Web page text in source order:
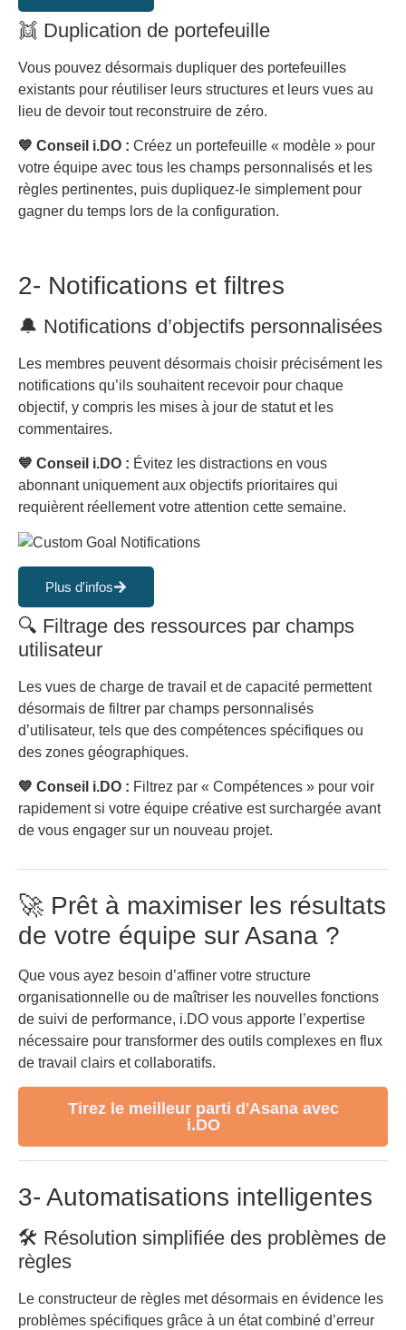
👯 Duplication de portefeuille
Vous pouvez désormais dupliquer des portefeuilles
existants pour réutiliser leurs structures et leurs vues au
lieu de devoir tout reconstruire de zéro.
💙 Conseil i.DO : Créez un portefeuille « modèle » pour
votre équipe avec tous les champs personnalisés et les
règles pertinentes, puis dupliquez-le simplement pour
gagner du temps lors de la configuration.
2- Notifications et filtres
🔔 Notifications d’objectifs personnalisées
Les membres peuvent désormais choisir précisément les
notifications qu’ils souhaitent recevoir pour chaque
objectif, y compris les mises à jour de statut et les
commentaires.
💙 Conseil i.DO : Évitez les distractions en vous
abonnant uniquement aux objectifs prioritaires qui
requièrent réellement votre attention cette semaine.
Plus d'infos
🔍 Filtrage des ressources par champs
utilisateur
Les vues de charge de travail et de capacité permettent
désormais de filtrer par champs personnalisés
d’utilisateur, tels que des compétences spécifiques ou
des zones géographiques.
💙 Conseil i.DO : Filtrez par « Compétences » pour voir
rapidement si votre équipe créative est surchargée avant
de vous engager sur un nouveau projet.
🚀 Prêt à maximiser les résultats
de votre équipe sur Asana ?
Que vous ayez besoin d’affiner votre structure
organisationnelle ou de maîtriser les nouvelles fonctions
de suivi de performance, i.DO vous apporte l’expertise
nécessaire pour transformer des outils complexes en flux
de travail clairs et collaboratifs.
Tirez le meilleur parti d'Asana avec
i.DO
3- Automatisations intelligentes
🛠️ Résolution simplifiée des problèmes de
règles
Le constructeur de règles met désormais en évidence les
problèmes spécifiques grâce à un état combiné d’erreur